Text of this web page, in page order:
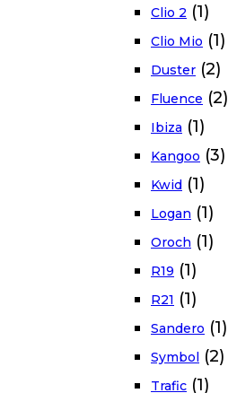
Clio 2 (1)
Clio Mio (1)
Duster (2)
Fluence (2)
Ibiza (1)
Kangoo (3)
Kwid (1)
Logan (1)
Oroch (1)
R19 (1)
R21 (1)
Sandero (1)
Symbol (2)
Trafic (1)